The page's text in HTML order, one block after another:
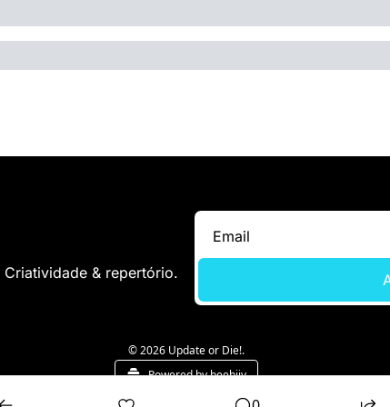
& repertório.
© 2026 Update or Die!.
Powered by beehiiv